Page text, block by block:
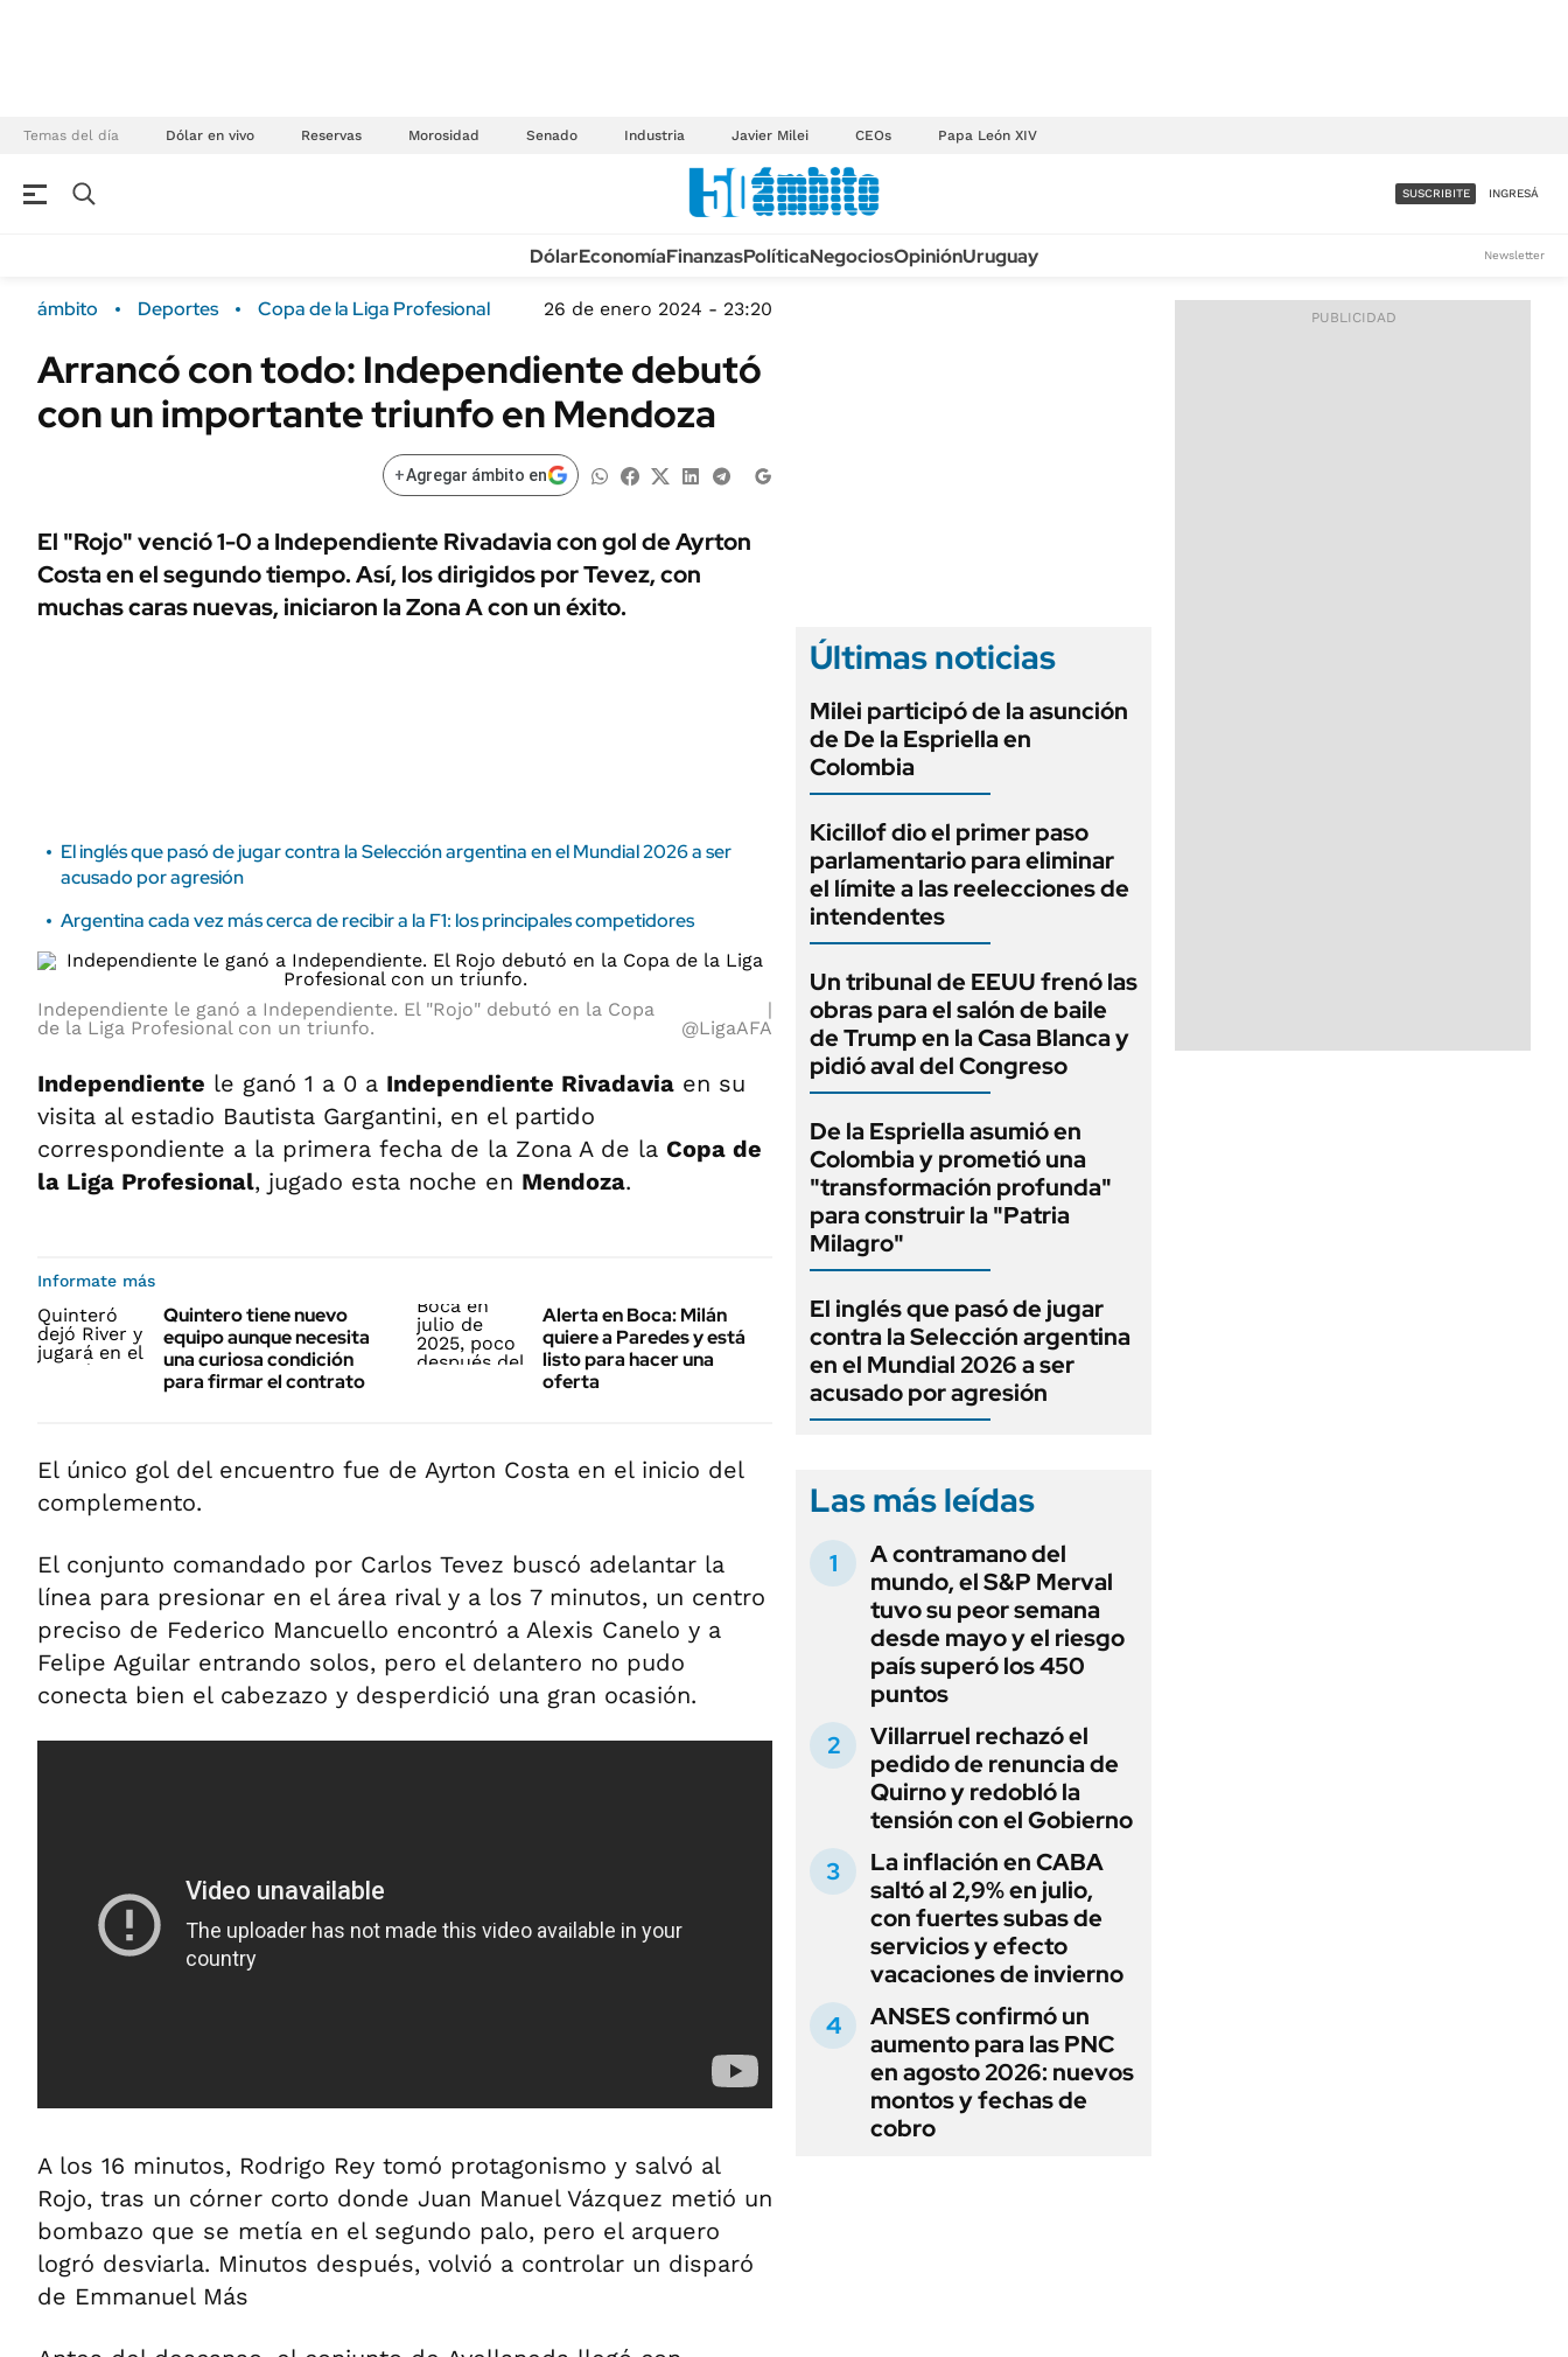
Temas del día Dólar en vivo Reservas Morosidad Senado Industria Javier Milei CEOs Papa León XIV
Campo
FINANZAS
ÁMBITO DEBATE
MEDIAKIT AMBITO DEBATE
Real Estate
Sustentabilidad
POLÍTICA
Municipios
URUGUAY
TECNOLOGÍA
MÉXICO
MUNDO
INFORMACIÓN GENERAL
LIFESTYLE
AUTOS
ACCESO FULL - $1.800/MES
SUSCRIBITE INGRESÁ
DólarEconomíaFinanzasPolíticaNegociosOpiniónUruguay Newsletter
ámbito Deportes Copa de la Liga Profesional 26 de enero 2024 - 23:20
Arrancó con todo: Independiente debutó
con un importante triunfo en Mendoza
+Agregar ámbito en
El "Rojo" venció 1-0 a Independiente Rivadavia con gol de Ayrton
Costa en el segundo tiempo. Así, los dirigidos por Tevez, con
muchas caras nuevas, iniciaron la Zona A con un éxito.
El inglés que pasó de jugar contra la Selección argentina en el Mundial 2026 a ser
acusado por agresión
Argentina cada vez más cerca de recibir a la F1: los principales competidores
Independiente le ganó a Independiente. El "Rojo" debutó en la Copa
de la Liga Profesional con un triunfo.
@LigaAFA
Independiente le ganó 1 a 0 a Independiente Rivadavia en su
visita al estadio Bautista Gargantini, en el partido
correspondiente a la primera fecha de la Zona A de la Copa de
la Liga Profesional, jugado esta noche en Mendoza.
Informate más
Quintero tiene nuevo
equipo aunque necesita
una curiosa condición
para firmar el contrato
Alerta en Boca: Milán
quiere a Paredes y está
listo para hacer una
oferta
El único gol del encuentro fue de Ayrton Costa en el inicio del
complemento.
El conjunto comandado por Carlos Tevez buscó adelantar la
línea para presionar en el área rival y a los 7 minutos, un centro
preciso de Federico Mancuello encontró a Alexis Canelo y a
Felipe Aguilar entrando solos, pero el delantero no pudo
conecta bien el cabezazo y desperdició una gran ocasión.
A los 16 minutos, Rodrigo Rey tomó protagonismo y salvó al
Rojo, tras un córner corto donde Juan Manuel Vázquez metió un
bombazo que se metía en el segundo palo, pero el arquero
logró desviarla. Minutos después, volvió a controlar un disparó
de Emmanuel Más
Últimas noticias
Milei participó de la asunción
de De la Espriella en
Colombia
Kicillof dio el primer paso
parlamentario para eliminar
el límite a las reelecciones de
intendentes
Un tribunal de EEUU frenó las
obras para el salón de baile
de Trump en la Casa Blanca y
pidió aval del Congreso
De la Espriella asumió en
Colombia y prometió una
"transformación profunda"
para construir la "Patria
Milagro"
El inglés que pasó de jugar
contra la Selección argentina
en el Mundial 2026 a ser
acusado por agresión
Las más leídas
A contramano del
mundo, el S&P Merval
tuvo su peor semana
desde mayo y el riesgo
país superó los 450
puntos
Villarruel rechazó el
pedido de renuncia de
Quirno y redobló la
tensión con el Gobierno
La inflación en CABA
saltó al 2,9% en julio,
con fuertes subas de
servicios y efecto
vacaciones de invierno
ANSES confirmó un
aumento para las PNC
en agosto 2026: nuevos
montos y fechas de
cobro